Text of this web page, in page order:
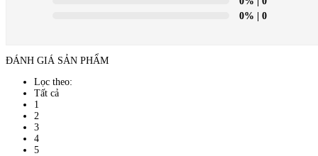
0% | 0
ĐÁNH GIÁ SẢN PHẨM
Lọc theo:
Tất cả
1
2
3
4
5